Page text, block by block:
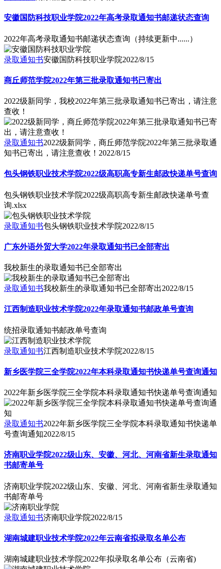
安徽国防科技职业学院2022年高考录取通知书邮递状态查询
2022年高考录取通知书邮递状态查询（持续更新中......）
录取通知书安徽国防科技职业学院2022/8/15
商丘师范学院2022年第三批录取通知书已寄出
2022级新同学，我校2022年第三批录取通知书已寄出，请注意
查收！
录取通知书2022级新同学，商丘师范学院2022年第三批录取通
知书已寄出，请注意查收！ 2022/8/15
包头钢铁职业技术学院2022级高职高专新生邮政快递单号查询
包头钢铁职业技术学院2022级高职高专新生邮政快递单号查
询.xlsx
录取通知书包头钢铁职业技术学院2022/8/15
广东外语外贸大学2022年录取通知书已全部寄出
我校新生的录取通知书已全部寄出
录取通知书我校新生的录取通知书已全部寄出2022/8/15
江西制造职业技术学院2022年录取通知书邮政单号查询
统招录取通知书邮政单号查询
录取通知书江西制造职业技术学院2022/8/15
新乡医学院三全学院2022年本科录取通知书快递单号查询通知
2022年新乡医学院三全学院本科录取通知书快递单号查询通知
录取通知书2022年新乡医学院三全学院本科录取通知书快递单
号查询通知2022/8/15
济南职业学院2022级山东、安徽、河北、河南省新生录取通知
书邮寄单号
济南职业学院2022级山东、安徽、河北、河南省新生录取通知
书邮寄单号
录取通知书济南职业学院2022/8/15
湖南城建职业技术学院2022年云南省拟录取名单公布
湖南城建职业技术学院2022年拟录取名单公布（云南省)